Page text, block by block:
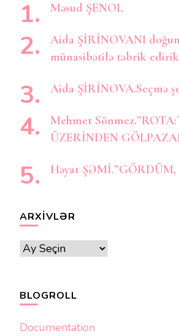
Məsud ŞENOL
Aida ŞİRİNOVANI
münasibətilə təbrik
Aida ŞİRİNOVA.Seçmə
Mehmet
ÜZERİNDEN
Həyat
ARXIVLƏR
Arxivlər
BLOGROLL
Documentation